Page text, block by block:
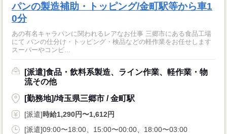
パンの製造補助・トッピング/金町駅等から車1
0分
あの有名キャラパンに関われるレアなお仕事 三郷市にある食品工場
にて パンの仕分け・トッピング・検品などの軽作業をお任せします
スーパーやコンビ...
[派遣]食品・飲料系製造、ライン作業、軽作業・物
流その他
[勤務地]/埼玉県三郷市 / 金町駅
[派遣]時給1,290円〜1,612円
[派遣]09:00〜18:00、15:00〜00:00、18:00〜03:00